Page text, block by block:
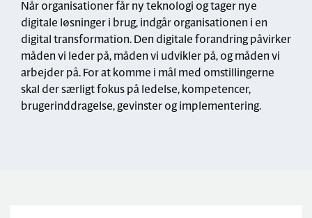
Når organisationer får ny teknologi og tager nye
digitale løsninger i brug, indgår organisationen i en
digital transformation. Den digitale forandring påvirker
måden vi leder på, måden vi udvikler på, og måden vi
arbejder på. For at komme i mål med omstillingerne
skal der særligt fokus på ledelse, kompetencer,
brugerinddragelse, gevinster og implementering.